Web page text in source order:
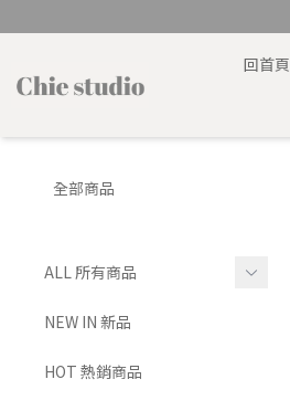
回首頁
全部商品
ALL 所有商品
TOP 上身
NEW IN 新品
HOT 熱銷商品